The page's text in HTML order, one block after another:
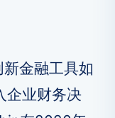
金融工具如
企业财务决